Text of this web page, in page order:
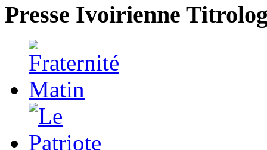
Presse Ivoirienne